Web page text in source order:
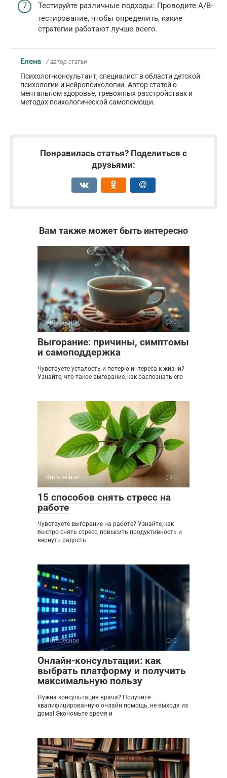
Тестируйте различные подходы: Проводите A/B-
тестирование, чтобы определить, какие
стратегии работают лучше всего.
Елена / автор статьи
Психолог-консультант, специалист в области детской
психологии и нейропсихологии. Автор статей о
ментальном здоровье, тревожных расстройствах и
методах психологической самопомощи.
Понравилась статья? Поделиться с
друзьями:
Вам также может быть интересно
Интересное 0
Выгорание: причины, симптомы
и самоподдержка
Чувствуете усталость и потерю интереса к жизни?
Узнайте, что такое выгорание, как распознать его
Интересное 0
15 способов снять стресс на
работе
Чувствуете выгорание на работе? Узнайте, как
быстро снять стресс, повысить продуктивность и
вернуть радость
Интересное 0
Онлайн-консультации: как
выбрать платформу и получить
максимальную пользу
Нужна консультация врача? Получите
квалифицированную онлайн помощь, не выходя из
дома! Экономьте время и